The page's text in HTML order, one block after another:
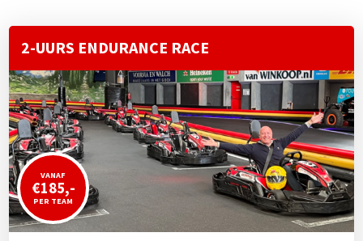
2-UURS ENDURANCE RACE
VANAF
€185,-
PER TEAM